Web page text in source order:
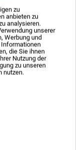
zu
anbieten zu
analysieren.
unserer
Werbung und
Informationen
die Sie ihnen
Nutzung der
zu unseren
nutzen.